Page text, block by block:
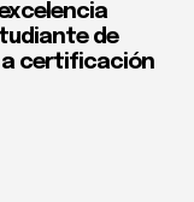
de
a certificación